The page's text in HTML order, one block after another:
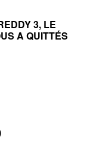
3, LE
A QUITTÉS